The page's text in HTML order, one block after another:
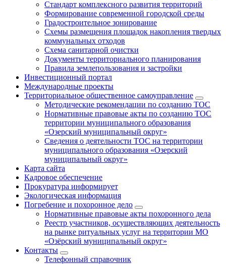
Стандарт комплексного развития территорий
Формирование современной городской среды
Градостроительное зонирование
Схемы размещения площадок накопления твердых
коммунальных отходов
Схема санитарной очистки
Документы территориального планирования
Правила землепользования и застройки
Инвестиционный портал
Международные проекты
Территориальное общественное самоуправление
Методические рекомендации по созданию ТОС
Нормативные правовые акты по созданию ТОС
территории муниципального образования
«Озерский муниципальный округ»
Сведения о деятельности ТОС на территории
муниципального образования «Озерский
муниципальный округ»
Карта сайта
Кадровое обеспечение
Прокуратура информирует
Экологическая информация
Погребение и похоронное дело
Нормативные правовые акты похоронного дела
Реестр участников, осуществляющих деятельность
на рынке ритуальных услуг на территории МО
«Озёрский муниципальный округ»
Контакты
Телефонный справочник